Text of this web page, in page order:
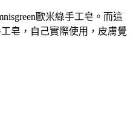
歐米綠手工皂。而這
皂，自己實際使用，皮膚覺